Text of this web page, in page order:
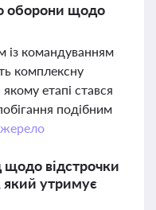
оборони щодо
із командуванням
комплексну
етапі стався
подібним
щодо відстрочки
який утримує